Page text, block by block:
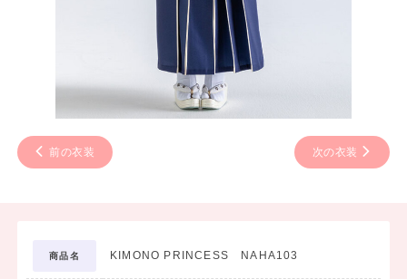
前の衣装 次の衣装
商品名 KIMONO PRINCESS NAHA103